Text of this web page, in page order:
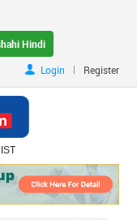
Hindi
Login
| Register